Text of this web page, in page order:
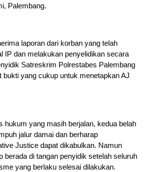
Palembang.
laporan dari korban yang telah
IP dan melakukan penyelidikan secara
Satreskrim Polrestabes Palembang
bukti yang cukup untuk menetapkan AJ
hukum yang masih berjalan, kedua belah
jalur damai dan berharap
Justice dapat dikabulkan. Namun
berada di tangan penyidik setelah seluruh
yang berlaku selesai dilakukan.